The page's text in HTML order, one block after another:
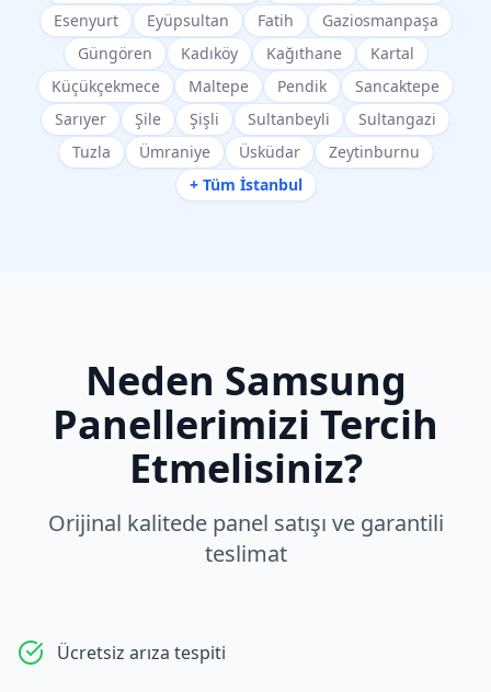
Esenyurt
Eyüpsultan Fatih
Gaziosmanpaşa
Güngören
Kadıköy Kağıthane
Kartal
Küçükçekmece
Maltepe Pendik
Sancaktepe
Sarıyer
Şile Şişli Sultanbeyli
Sultangazi
Tuzla
Ümraniye Üsküdar
Zeytinburnu
+ Tüm İstanbul
Neden Samsung
Panellerimizi Tercih
Etmelisiniz?
Orijinal kalitede panel satışı ve garantili
teslimat
Ücretsiz arıza tespiti